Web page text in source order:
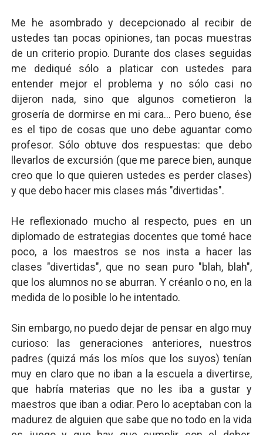
Me he asombrado y decepcionado al recibir de
ustedes tan pocas opiniones, tan pocas muestras
de un criterio propio. Durante dos clases seguidas
me dediqué sólo a platicar con ustedes para
entender mejor el problema y no sólo casi no
dijeron nada, sino que algunos cometieron la
grosería de dormirse en mi cara... Pero bueno, ése
es el tipo de cosas que uno debe aguantar como
profesor. Sólo obtuve dos respuestas: que debo
llevarlos de excursión (que me parece bien, aunque
creo que lo que quieren ustedes es perder clases)
y que debo hacer mis clases más "divertidas".
He reflexionado mucho al respecto, pues en un
diplomado de estrategias docentes que tomé hace
poco, a los maestros se nos insta a hacer las
clases "divertidas", que no sean puro "blah, blah",
que los alumnos no se aburran. Y créanlo o no, en la
medida de lo posible lo he intentado.
Sin embargo, no puedo dejar de pensar en algo muy
curioso: las generaciones anteriores, nuestros
padres (quizá más los míos que los suyos) tenían
muy en claro que no iban a la escuela a divertirse,
que habría materias que no les iba a gustar y
maestros que iban a odiar. Pero lo aceptaban con la
madurez de alguien que sabe que no todo en la vida